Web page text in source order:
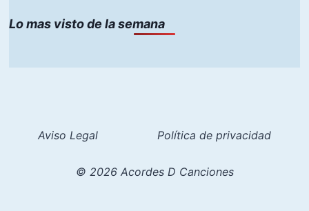
Lo mas visto de la semana
Aviso Legal Política de privacidad
© 2026 Acordes D Canciones